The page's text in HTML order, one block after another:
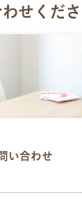
せくだ
い合わせ